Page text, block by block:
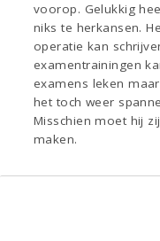
voorop. Gelukkig
niks te herkansen.
operatie kan
examentrainingen
examens leken
het toch weer
Misschien moet hij
maken.